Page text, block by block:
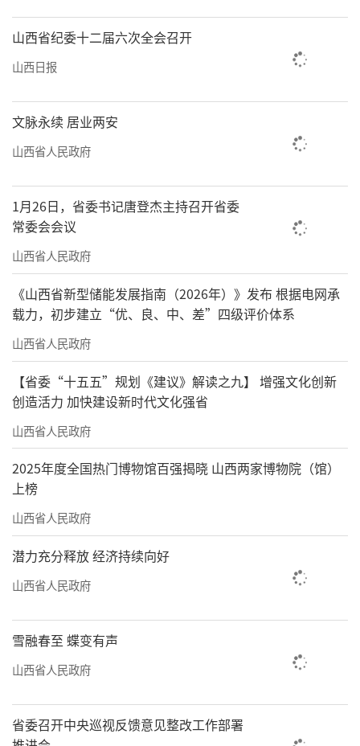
山西省纪委十二届六次全会召开
山西日报
文脉永续 居业两安
山西省人民政府
1月26日，省委书记唐登杰主持召开省委
常委会会议
山西省人民政府
《山西省新型储能发展指南（2026年）》发布 根据电网承
载力，初步建立“优、良、中、差”四级评价体系
山西省人民政府
【省委“十五五”规划《建议》解读之九】 增强文化创新
创造活力 加快建设新时代文化强省
山西省人民政府
2025年度全国热门博物馆百强揭晓 山西两家博物院（馆）
上榜
山西省人民政府
潜力充分释放 经济持续向好
山西省人民政府
雪融春至 蝶变有声
山西省人民政府
省委召开中央巡视反馈意见整改工作部署